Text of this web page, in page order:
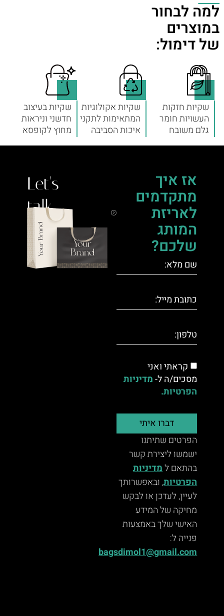
למה לבחור
במוצרים
של דימול:
שקיות חזקות
העשויות חומר
גלם משובח
שקיות אקולוגיות
המתאימות לתקני
איכות הסביבה
שקיות בעיצוב
חדשני וניראות
מחוץ לקופסא
אז איך
מתקדמים
לאריזת
המותג
שלכם?
קראתי ואני
מסכים/ה ל-מדיניות
הפרטיות.
דברו איתי
הפרטים שתיתנו
ישמשו ליצירת קשר
בהתאם למדיניות
הפרטיות, ובאפשרותך
לעיין, לעדכן או לבקש
מחיקה של המידע
האישי שלך באמצעות
פנייה ל:
bagsdimol1@gmail.com
Let's
talk.